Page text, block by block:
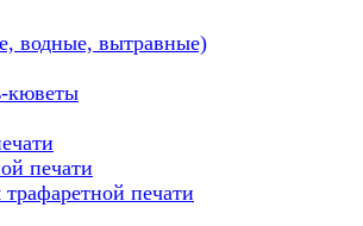
водные, вытравные)
кюветы
печати
печати